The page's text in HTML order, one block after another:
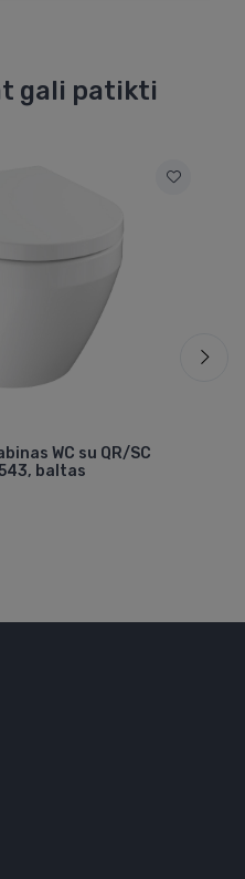
gali patikti
WC su QR/SC
baltas